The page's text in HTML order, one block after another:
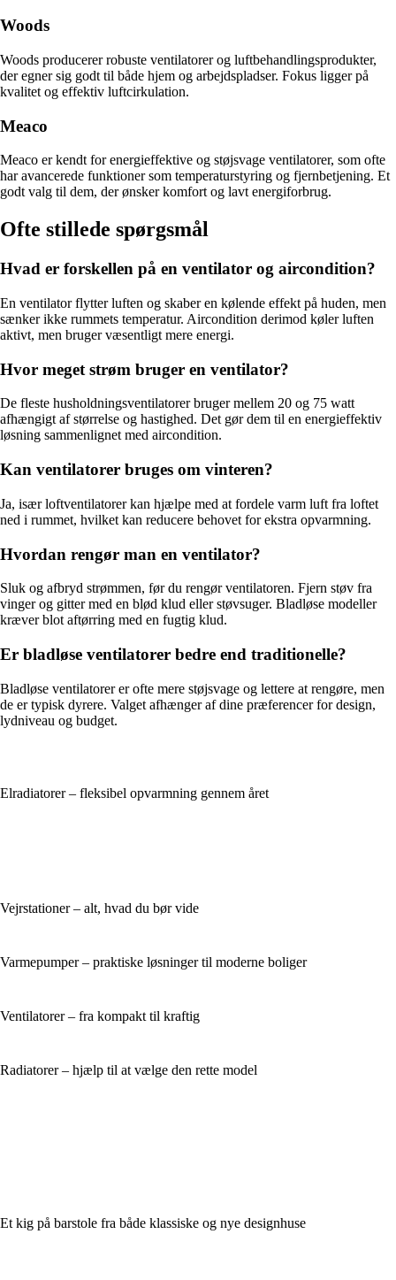
Woods
Woods producerer robuste ventilatorer og luftbehandlingsprodukter,
der egner sig godt til både hjem og arbejdspladser. Fokus ligger på
kvalitet og effektiv luftcirkulation.
Meaco
Meaco er kendt for energieffektive og støjsvage ventilatorer, som ofte
har avancerede funktioner som temperaturstyring og fjernbetjening. Et
godt valg til dem, der ønsker komfort og lavt energiforbrug.
Ofte stillede spørgsmål
Hvad er forskellen på en ventilator og aircondition?
En ventilator flytter luften og skaber en kølende effekt på huden, men
sænker ikke rummets temperatur. Aircondition derimod køler luften
aktivt, men bruger væsentligt mere energi.
Hvor meget strøm bruger en ventilator?
De fleste husholdningsventilatorer bruger mellem 20 og 75 watt
afhængigt af størrelse og hastighed. Det gør dem til en energieffektiv
løsning sammenlignet med aircondition.
Kan ventilatorer bruges om vinteren?
Ja, især loftventilatorer kan hjælpe med at fordele varm luft fra loftet
ned i rummet, hvilket kan reducere behovet for ekstra opvarmning.
Hvordan rengør man en ventilator?
Sluk og afbryd strømmen, før du rengør ventilatoren. Fjern støv fra
vinger og gitter med en blød klud eller støvsuger. Bladløse modeller
kræver blot aftørring med en fugtig klud.
Er bladløse ventilatorer bedre end traditionelle?
Bladløse ventilatorer er ofte mere støjsvage og lettere at rengøre, men
de er typisk dyrere. Valget afhænger af dine præferencer for design,
lydniveau og budget.
Elradiatorer – fleksibel opvarmning gennem året
Vejrstationer – alt, hvad du bør vide
Varmepumper – praktiske løsninger til moderne boliger
Ventilatorer – fra kompakt til kraftig
Radiatorer – hjælp til at vælge den rette model
Et kig på barstole fra både klassiske og nye designhuse